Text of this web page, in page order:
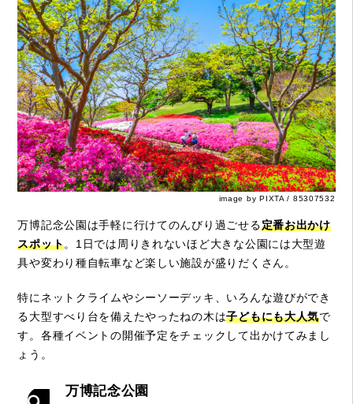
image by PIXTA / 85307532
万博記念公園は手軽に行けてのんびり過ごせる定番お出かけ
スポット。1日では周りきれないほど大きな公園には大型遊
具や変わり種自転車など楽しい施設が盛りだくさん。
特にネットクライムやシーソーデッキ、いろんな遊びができ
る大型すべり台を備えたやったねの木は子どもにも大人気で
す。各種イベントの開催予定をチェックして出かけてみまし
ょう。
万博記念公園